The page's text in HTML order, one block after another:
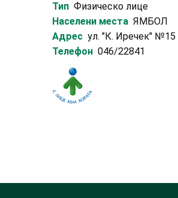
Тип Физическо лице
Населени места ЯМБОЛ
Адрес ул. "К. Иречек" №15
Телефон 046/22841